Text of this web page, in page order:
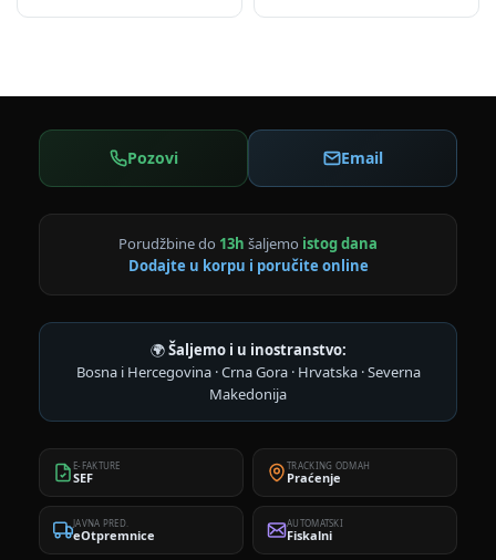
Pozovi Email
Porudžbine do 13h šaljemo istog dana
Dodajte u korpu i poručite online
🌍Šaljemo i u inostranstvo:
Bosna i Hercegovina · Crna Gora · Hrvatska · Severna
Makedonija
E-FAKTURE
SEF
TRACKING ODMAH
Praćenje
JAVNA PRED.
eOtpremnice
AUTOMATSKI
Fiskalni